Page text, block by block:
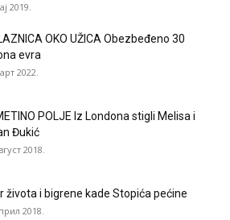
2019.
OKO UŽICA Obezbeđeno 30
evra
2022.
POLJE Iz Londona stigli Melisa i
Đukić
2018.
života i bigrene kade Stopića pećine
2018.